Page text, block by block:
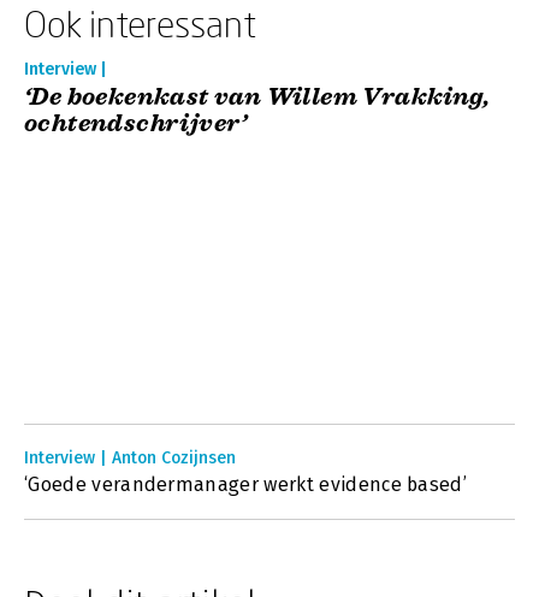
Ook interessant
Interview |
‘De boekenkast van Willem Vrakking,
ochtendschrijver’
Interview | Anton Cozijnsen
‘Goede verandermanager werkt evidence based’